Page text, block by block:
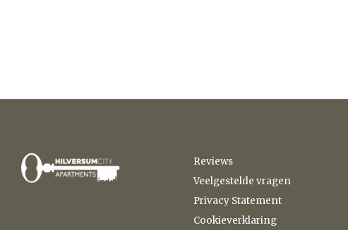
Reviews
Veelgestelde vragen
Privacy Statement
Cookieverklaring